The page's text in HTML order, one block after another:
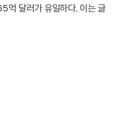
억 달러가 유일하다. 이는 글